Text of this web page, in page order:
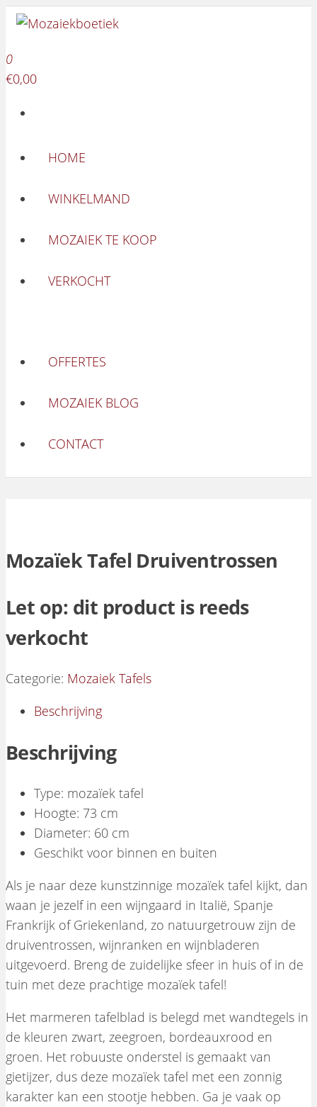
Ga naar de inhoud
0
€0,00
HOME
WINKELMAND
MOZAIEK TE KOOP
VERKOCHT
OFFERTES
MOZAIEK BLOG
CONTACT
Mozaïek Tafel Druiventrossen
Let op: dit product is reeds
verkocht
Categorie: Mozaiek Tafels
Beschrijving
Beschrijving
Type: mozaïek tafel
Hoogte: 73 cm
Diameter: 60 cm
Geschikt voor binnen en buiten
Als je naar deze kunstzinnige mozaïek tafel kijkt, dan
waan je jezelf in een wijngaard in Italië, Spanje
Frankrijk of Griekenland, zo natuurgetrouw zijn de
druiventrossen, wijnranken en wijnbladeren
uitgevoerd. Breng de zuidelijke sfeer in huis of in de
tuin met deze prachtige mozaïek tafel!
Het marmeren tafelblad is belegd met wandtegels in
de kleuren zwart, zeegroen, bordeauxrood en
groen. Het robuuste onderstel is gemaakt van
gietijzer, dus deze mozaïek tafel met een zonnig
karakter kan een stootje hebben. Ga je vaak op